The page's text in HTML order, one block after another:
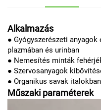
Alkalmazás
● Gyógyszerészeti
plazmában és urinban
● Nemesítés minták
● Szervosanyagok
● Organikus savak italokban
Műszaki paraméterek